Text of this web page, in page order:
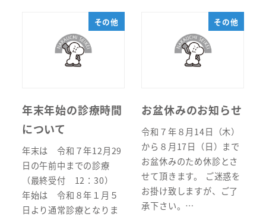
その他
年末年始の診療時間
について
年末は 令和７年12月29
日の午前中までの診療
（最終受付 12：30）
年始は 令和８年１月５
日より通常診療となりま
その他
お盆休みのお知らせ
令和７年８月14日（木）
から８月17日（日）まで
お盆休みのため休診とさ
せて頂きます。 ご迷惑を
お掛け致しますが、ご了
承下さい。…